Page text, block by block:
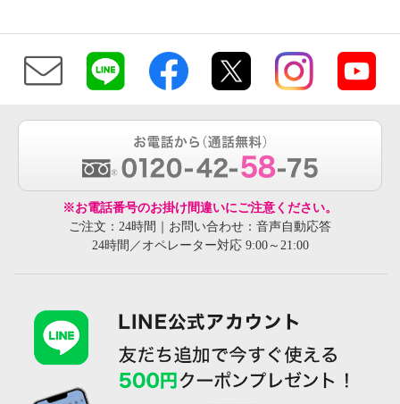
※お電話番号のお掛け間違いにご注意ください。
ご注文：24時間｜お問い合わせ：音声自動応答
24時間／オペレーター対応 9:00～21:00